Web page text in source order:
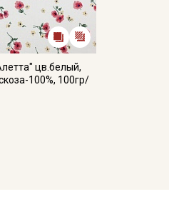
цв.белый,
100%, 100гр/